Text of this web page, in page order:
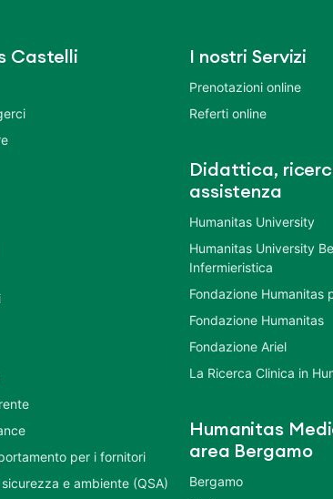
Castelli
per i fornitori
e ambiente (QSA)
I nostri Servizi
Prenotazioni online
Referti online
Didattica,
assistenza
Humanitas University
Humanitas University
Infermieristica
Fondazione Humanitas
Fondazione Humanitas
Fondazione Ariel
La Ricerca Clinica in
Humanitas
area Bergamo
Bergamo